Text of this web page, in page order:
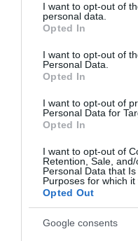
not limited to your visit or
grant or deny consent to
use your data for below
consent section.
I want to opt-out of
personal data.
Opted In
I want to opt-out of
Personal Data.
Opted In
I want to opt-out of
Personal Data for
Opted In
I want to opt-out of
Retention, Sale,
Personal Data that
Purposes for which it
Opted Out
Google consents
ευρώ για το
ικανοτήτων
11.12.2024